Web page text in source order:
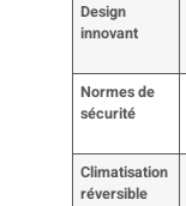
Design
innovant
Normes de
sécurité
Climatisation
réversible